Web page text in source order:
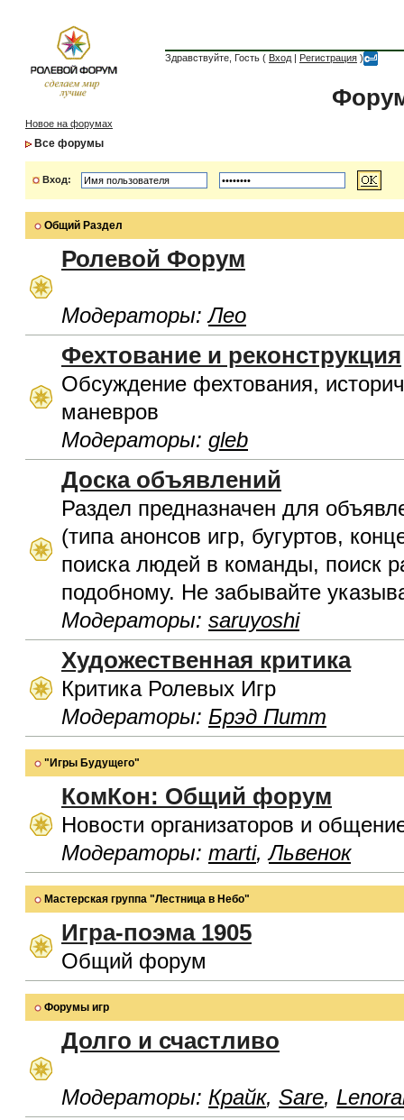
Здравствуйте, Гость ( Вход | Регистрация )
Новое на форумах
Все форумы
Вход:
Общий Раздел
Ролевой Форум
Модераторы:Лео
Фехтование и реконструкция
Обсуждение фехтования,
маневров
Модераторы: gleb
Доска объявлений
Раздел предназначен для
(типа анонсов игр, бугуртов,
поиска людей в команды, поиск
подобному. Не забывайте
Модераторы: saruyoshi
Художественная критика
Критика Ролевых Игр
Модераторы: Брэд Питт
"Игры Будущего"
КомКон: Общий форум
Новости организаторов и
Модераторы: marti,Львенок
Мастерская группа "Лестница в Небо"
Игра-поэма 1905
Общий форум
Форумы игр
Долго и счастливо
Модераторы: Крайк, Sare,